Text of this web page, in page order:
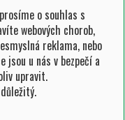
RO000089
odběr,
o souhlas s
webových chorob,
reklama, nebo
jsou u nás v bezpečí a
upravit.